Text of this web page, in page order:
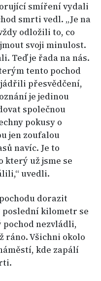
smíření vydali
smrti vedl. „Je na
odložili to, co
svoji minulost.
Teď je řada na nás.
tento pochod
přesvědčení,
je jedinou
společnou
pokusy o
jen zoufalou
navíc. Je to
který už jsme se
uvedli.
dorazit
poslední kilometr se
nezvládli,
ráno. Všichni okolo
kde zapálí